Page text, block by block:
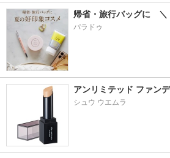
帰省・旅行バッグに　
パラドゥ
アンリミテッド ファン
シュウ ウエムラ